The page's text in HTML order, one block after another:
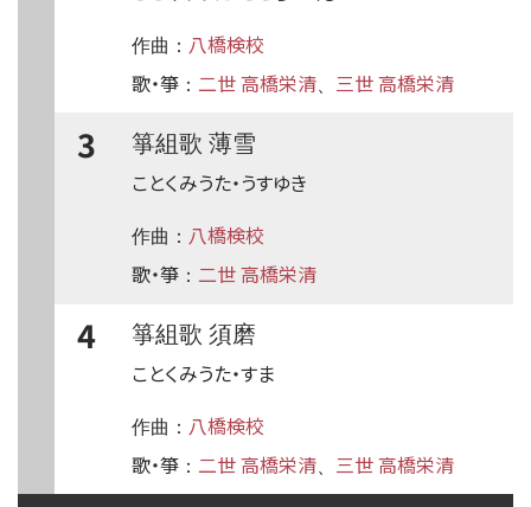
作曲： 八橋検校
歌・箏 ： 二世 高橋栄清、 三世 高橋栄清
3
箏組歌 薄雪
ことくみうた・うすゆき
作曲： 八橋検校
歌・箏 ： 二世 高橋栄清
4
箏組歌 須磨
ことくみうた・すま
作曲： 八橋検校
歌・箏 ： 二世 高橋栄清、 三世 高橋栄清